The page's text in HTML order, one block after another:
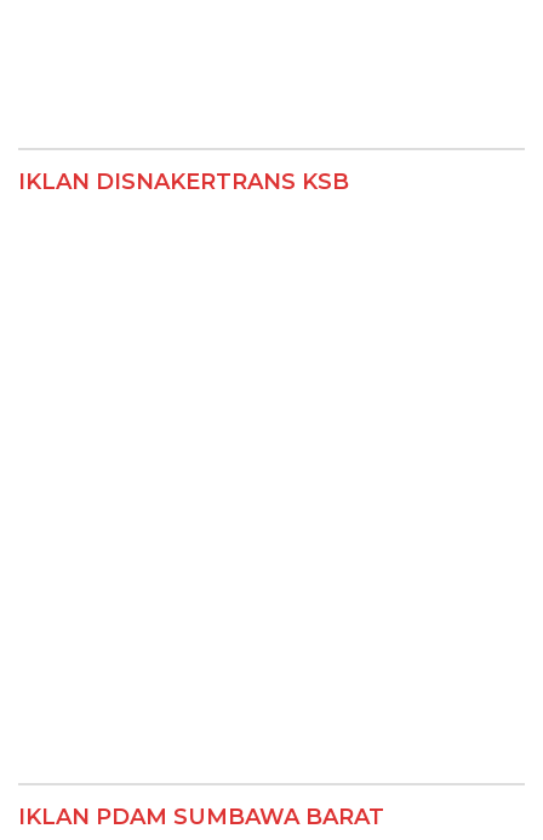
IKLAN DISNAKERTRANS KSB
IKLAN PDAM SUMBAWA BARAT